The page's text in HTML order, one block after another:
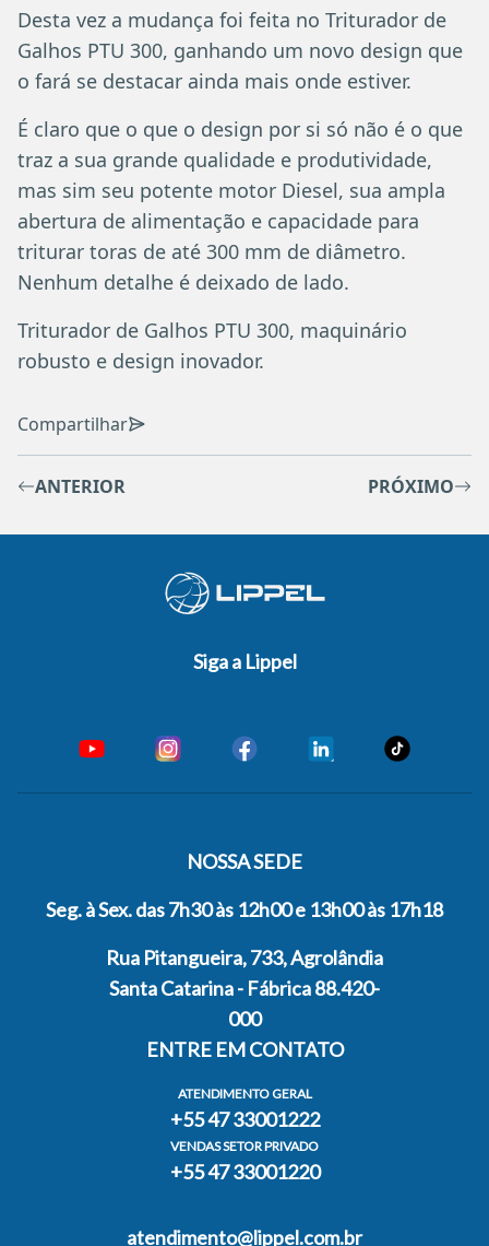
Desta vez a mudança foi feita no Triturador de
Galhos PTU 300, ganhando um novo design que
o fará se destacar ainda mais onde estiver.
É claro que o que o design por si só não é o que
traz a sua grande qualidade e produtividade,
mas sim seu potente motor Diesel, sua ampla
abertura de alimentação e capacidade para
triturar toras de até 300 mm de diâmetro.
Nenhum detalhe é deixado de lado.
Triturador de Galhos PTU 300, maquinário
robusto e design inovador.
Compartilhar
ANTERIOR PRÓXIMO
Siga a Lippel
NOSSA SEDE
Seg. à Sex. das 7h30 às 12h00 e 13h00 às 17h18
Rua Pitangueira, 733, Agrolândia
Santa Catarina - Fábrica 88.420-
000
ENTRE EM CONTATO
ATENDIMENTO GERAL
+55 47 33001222
VENDAS SETOR PRIVADO
+55 47 33001220
atendimento@lippel.com.br